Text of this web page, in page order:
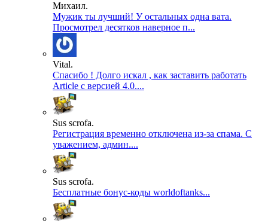
Михаил.
Мужик ты лучший! У остальных одна вата.
Просмотрел десятков наверное п...
Vital.
Спасибо ! Долго искал , как заставить работать
Article с версией 4.0....
Sus scrofa.
Регистрация временно отключена из-за спама. С
уважением, админ....
Sus scrofa.
Бесплатные бонус-коды worldoftanks...